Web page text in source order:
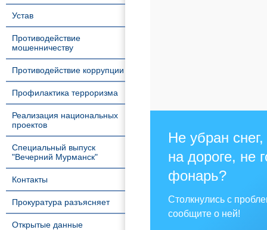
Устав
Противодействие
мошенничеству
Противодействие коррупции
Профилактика терроризма
Реализация национальных
проектов
Специальный выпуск
"Вечерний Мурманск"
Контакты
Прокуратура разъясняет
Открытые данные
Не убран
на дороге, не
фонарь?
Столкнулись с
сообщите о ней!